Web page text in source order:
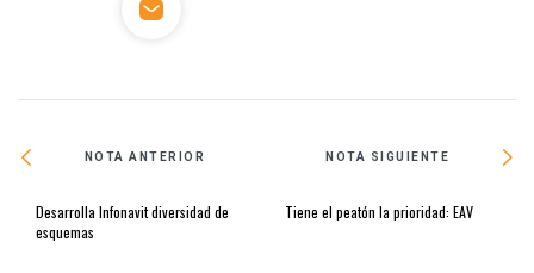
NOTA ANTERIOR
Desarrolla Infonavit diversidad de
esquemas
NOTA SIGUIENTE
Tiene el peatón la prioridad: EAV